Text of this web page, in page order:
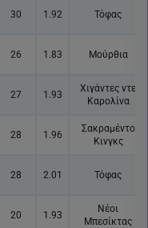
30 1.92 Τόφας
26 1.83 Μούρθια
27 1.93
Χιγάντες ντε
Καρολίνα
28 1.96
Σακραμέντο
Κινγκς
28 2.01 Τόφας
20 1.93
Νέοι
Μπεσίκτας